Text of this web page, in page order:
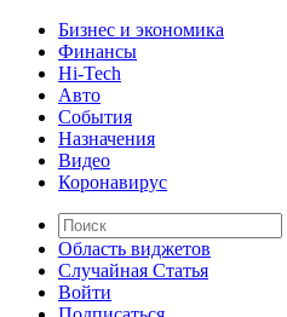
Бизнес и экономика
Финансы
Hi-Tech
Авто
События
Назначения
Видео
Коронавирус
Область виджетов
Случайная Статья
Войти